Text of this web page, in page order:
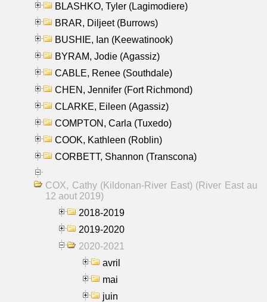
BLASHKO, Tyler (Lagimodiere)
BRAR, Diljeet (Burrows)
BUSHIE, Ian (Keewatinook)
BYRAM, Jodie (Agassiz)
CABLE, Renee (Southdale)
CHEN, Jennifer (Fort Richmond)
CLARKE, Eileen (Agassiz)
COMPTON, Carla (Tuxedo)
COOK, Kathleen (Roblin)
CORBETT, Shannon (Transcona)
COX, Cathy (Kildonan-River East) (River East au
12 aout 2019)
2018-2019
2019-2020
2020-2021
avril
mai
juin